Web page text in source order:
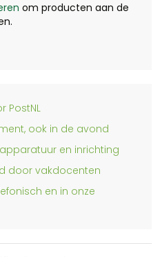
om producten aan de
PostNL
ook in de avond
en inrichting
door vakdocenten
en in onze